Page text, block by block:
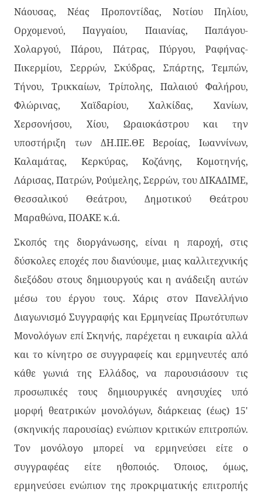
Νάουσας, Νέας Προποντίδας, Νοτίου Πηλίου,
Ορχομενού, Παγγαίου, Παιανίας, Παπάγου-
Χολαργού, Πάρου, Πάτρας, Πύργου, Ραφήνας-
Πικερμίου, Σερρών, Σκύδρας, Σπάρτης, Τεμπών,
Τήνου, Τρικκαίων, Τρίπολης, Παλαιού Φαλήρου,
Φλώρινας, Χαϊδαρίου, Χαλκίδας, Χανίων,
Χερσονήσου, Χίου, Ωραιοκάστρου και την
υποστήριξη των ΔΗ.ΠΕ.ΘΕ Βεροίας, Ιωαννίνων,
Καλαμάτας, Κερκύρας, Κοζάνης, Κομοτηνής,
Λάρισας, Πατρών, Ρούμελης, Σερρών, του ΔΙΚΑΔΙΜΕ,
Θεσσαλικού Θεάτρου, Δημοτικού Θεάτρου
Μαραθώνα, ΠΟΑΚΕ κ.ά.
Σκοπός της διοργάνωσης, είναι η παροχή, στις
δύσκολες εποχές που διανύουμε, μιας καλλιτεχνικής
διεξόδου στους δημιουργούς και η ανάδειξη αυτών
μέσω του έργου τους. Χάρις στον Πανελλήνιο
Διαγωνισμό Συγγραφής και Ερμηνείας Πρωτότυπων
Μονολόγων επί Σκηνής, παρέχεται η ευκαιρία αλλά
και το κίνητρο σε συγγραφείς και ερμηνευτές από
κάθε γωνιά της Ελλάδος, να παρουσιάσουν τις
προσωπικές τους δημιουργικές ανησυχίες υπό
μορφή θεατρικών μονολόγων, διάρκειας (έως) 15'
(σκηνικής παρουσίας) ενώπιον κριτικών επιτροπών.
Τον μονόλογο μπορεί να ερμηνεύσει είτε ο
συγγραφέας είτε ηθοποιός. Όποιος, όμως,
ερμηνεύσει ενώπιον της προκριματικής επιτροπής